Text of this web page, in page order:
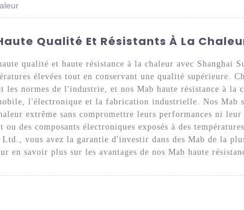
Qualité Et Résistants À La
qualité et haute résistance à la chaleur avec
élevées tout en conservant une qualité supérieure.
les normes de l'industrie, et nos Mab haute résistance à
l'électronique et la fabrication industrielle. Nos Mab
extrême sans compromettre leurs performances ni
des composants électroniques exposés à des
vous avez la garantie d'investir dans des Mab de la
en savoir plus sur les avantages de nos Mab haute